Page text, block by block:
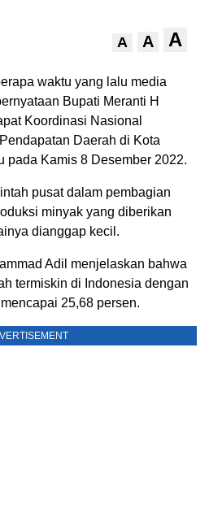
A A A
waktu yang lalu media
Bupati Meranti H
Koordinasi Nasional
Daerah di Kota
pada Kamis 8 Desember 2022.
pusat dalam pembagian
minyak yang diberikan
dianggap kecil.
Adil menjelaskan bahwa
termiskin di Indonesia dengan
25,68 persen.